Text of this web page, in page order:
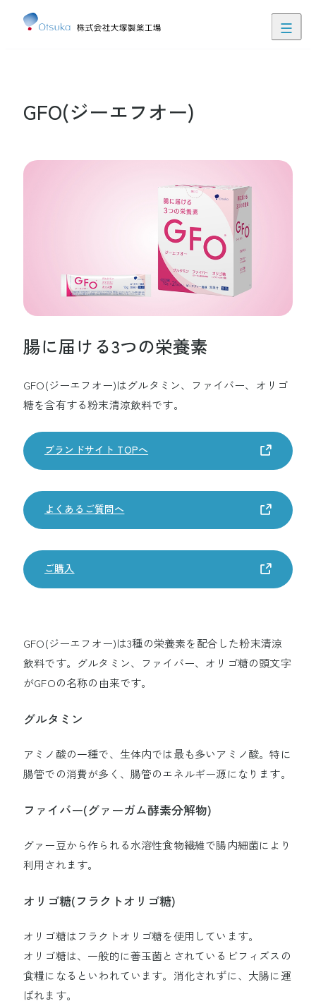
食・栄養支援クラウドサービス
JP
製品ラインアップ
生命を守る
企業情報
事業紹介
研究開発
サステナビリティ
大塚製薬陸上競技部
大塚ホールディングス
サイトのご利用にあたって
個人情報の取り扱いについて
ウェブアクセシビリティについて
Copyright © Otsuka Pharmaceutical Factory, Inc.
GFO(ジーエフオー)
腸に届ける3つの栄養素
GFO(ジーエフオー)はグルタミン、ファイバー、オリゴ
糖を含有する粉末清涼飲料です。
ブランドサイト TOPへ
よくあるご質問へ
ご購入
GFO(ジーエフオー)は3種の栄養素を配合した粉末清涼
飲料です。グルタミン、ファイバー、オリゴ糖の頭文字
がGFOの名称の由来です。
グルタミン
アミノ酸の一種で、生体内では最も多いアミノ酸。特に
腸管での消費が多く、腸管のエネルギー源になります。
ファイバー(グァーガム酵素分解物)
グァー豆から作られる水溶性食物繊維で腸内細菌により
利用されます。
オリゴ糖(フラクトオリゴ糖)
オリゴ糖はフラクトオリゴ糖を使用しています。
オリゴ糖は、一般的に善玉菌とされているビフィズスの
食糧になるといわれています。消化されずに、大腸に運
ばれます。